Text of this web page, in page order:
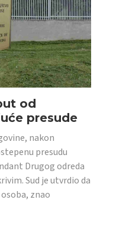
od
presude
nakon
presudu
Drugog odreda
Sud je utvrdio da
znao